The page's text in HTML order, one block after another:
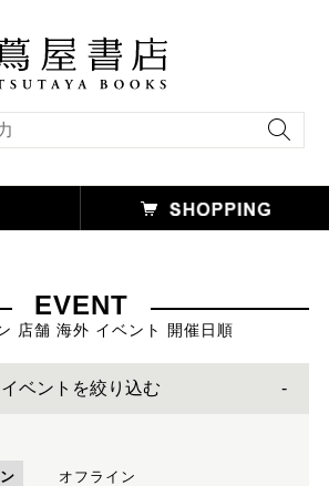
EVENT
店舗 海外 イベント 開催日順
イベントを絞り込む
オフライン